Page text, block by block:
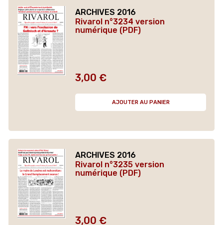
ARCHIVES 2016
Rivarol n°3234 version
numérique (PDF)
Prix
3,00 €
AJOUTER AU PANIER
ARCHIVES 2016
Rivarol n°3235 version
numérique (PDF)
Prix
3,00 €